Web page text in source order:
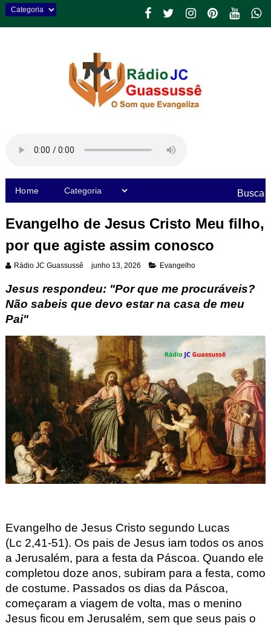
Home Busca
Evangelho de Jesus Cristo Meu filho,
por que agiste assim conosco
Rádio JC Guassussê junho 13, 2026 Evangelho
Jesus respondeu: "Por que me procuráveis?
Não sabeis que devo estar na casa de meu
Pai"
Evangelho de Jesus Cristo segundo Lucas
(Lc 2,41-51). Os pais de Jesus iam todos os anos
a Jerusalém, para a festa da Páscoa. Quando ele
completou doze anos, subiram para a festa, como
de costume. Passados os dias da Páscoa,
começaram a viagem de volta, mas o menino
Jesus ficou em Jerusalém, sem que seus pais o